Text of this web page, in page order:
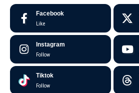
Facebook
Like
Instagram
Follow
Tiktok
Follow